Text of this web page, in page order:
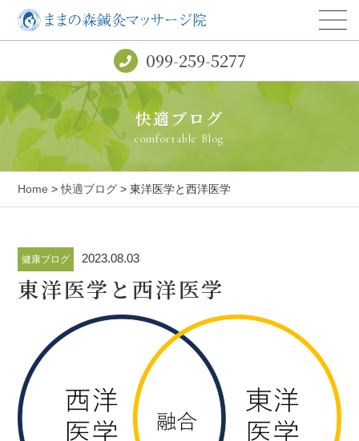
099-259-5277
快適ブログ
comfortable Blog
Home >快適ブログ > 東洋医学と西洋医学
健康ブログ 2023.08.03
東洋医学と西洋医学